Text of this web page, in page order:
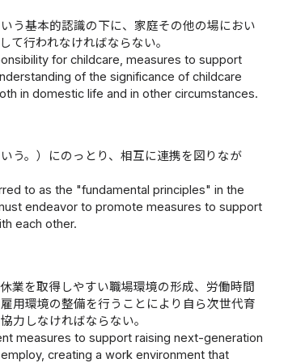
う基本的認識の下に、家庭その他の場におい
行われなければならない。
for childcare, measures to support
of the significance of childcare
in domestic life and in other circumstances.
う。）にのっとり、相互に連携を図りなが
to as the "fundamental principles" in the
endeavor to promote measures to support
each other.
業を取得しやすい職場環境の形成、労働時間
用環境の整備を行うことにより自ら次世代育
力しなければならない。
measures to support raising next-generation
creating a work environment that